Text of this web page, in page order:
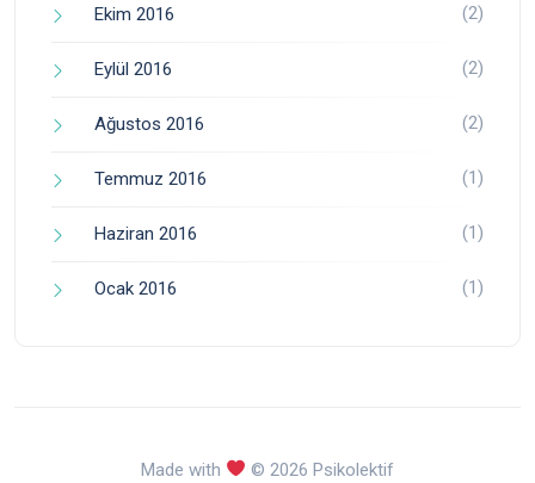
Ekim 2016 (2)
Eylül 2016 (2)
Ağustos 2016 (2)
Temmuz 2016 (1)
Haziran 2016 (1)
Ocak 2016 (1)
Made with © 2026 Psikolektif